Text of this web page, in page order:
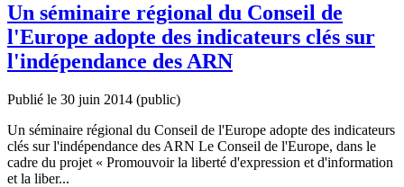
Un séminaire régional du Conseil de
l'Europe adopte des indicateurs clés sur
l'indépendance des ARN
Publié le 30 juin 2014 (public)
Un séminaire régional du Conseil de l'Europe adopte des indicateurs
clés sur l'indépendance des ARN Le Conseil de l'Europe, dans le
cadre du projet « Promouvoir la liberté d'expression et d'information
et la liber...